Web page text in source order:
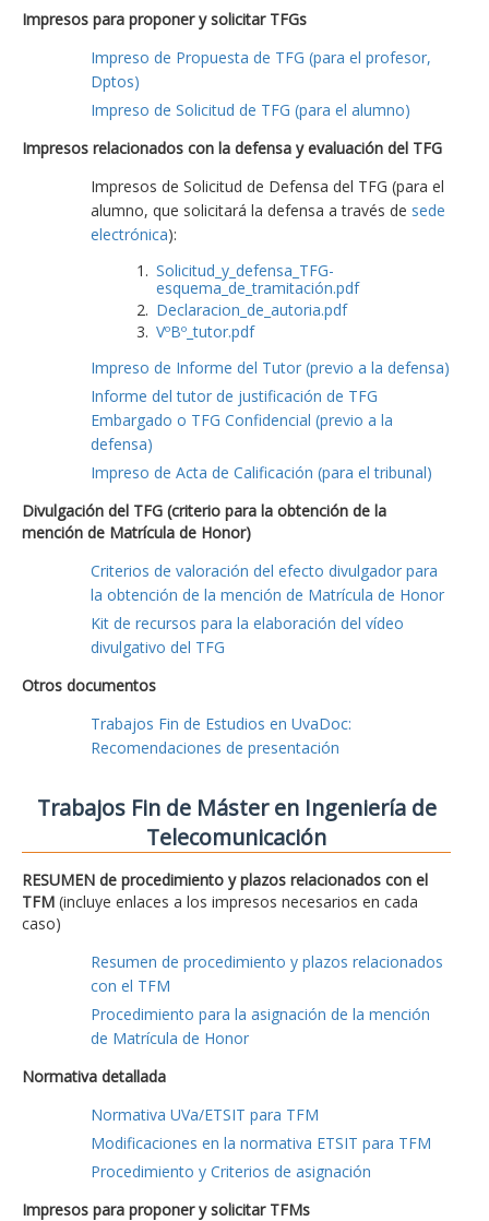
Impresos para proponer y solicitar TFGs
Impreso de Propuesta de TFG (para el profesor,
Dptos)
Impreso de Solicitud de TFG (para el alumno)
Impresos relacionados con la defensa y evaluación del TFG
Impresos de Solicitud de Defensa del TFG (para el
alumno, que solicitará la defensa a través de sede
electrónica):
Solicitud_y_defensa_TFG-
esquema_de_tramitación.pdf
Declaracion_de_autoria.pdf
VºBº_tutor.pdf
Impreso de Informe del Tutor (previo a la defensa)
Informe del tutor de justificación de TFG
Embargado o TFG Confidencial (previo a la
defensa)
Impreso de Acta de Calificación (para el tribunal)
Divulgación del TFG (criterio para la obtención de la
mención de Matrícula de Honor)
Criterios de valoración del efecto divulgador para
la obtención de la mención de Matrícula de Honor
Kit de recursos para la elaboración del vídeo
divulgativo del TFG
Otros documentos
Trabajos Fin de Estudios en UvaDoc:
Recomendaciones de presentación
Trabajos Fin de Máster en Ingeniería de
Telecomunicación
RESUMEN de procedimiento y plazos relacionados con el
TFM (incluye enlaces a los impresos necesarios en cada
caso)
Resumen de procedimiento y plazos relacionados
con el TFM
Procedimiento para la asignación de la mención
de Matrícula de Honor
Normativa detallada
Normativa UVa/ETSIT para TFM
Modificaciones en la normativa ETSIT para TFM
Procedimiento y Criterios de asignación
Impresos para proponer y solicitar TFMs